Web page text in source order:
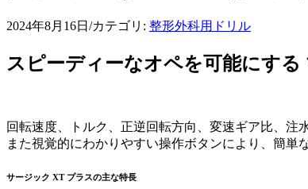
2024年8月16日 /カテゴリ: 整形外科用ドリル
スピーディーなオペを可能にす
回転速度、トルク、正逆回転方向、変速ギア比、注
また視覚的にわかりやすい操作ボタンにより、簡単
サージック XT プラスの主な特長